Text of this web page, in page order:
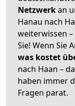
Netzwerkan
Hanau nach
weiterwissen
Sie! Wenn Sie
was kostet
nach Haan –
haben immer
Fragen parat.